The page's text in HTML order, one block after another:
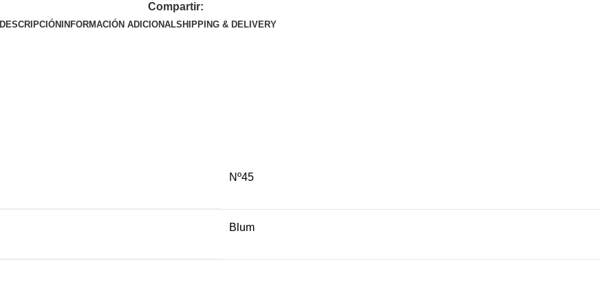
Compartir:
DESCRIPCIÓN INFORMACIÓN ADICIONALSHIPPING & DELIVERY
Nº45
Blum